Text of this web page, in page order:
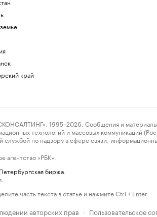
край
1995–2026. Сообщения и материалы
технологий и массовых коммуникаций
по надзору в сфере связи,
агентство «РБК».
биржа
часть текста в статье и нажмите Ctrl + Enter
авторских прав · Пользовательское